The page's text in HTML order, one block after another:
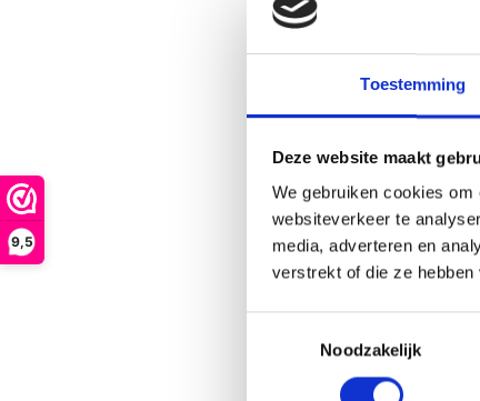
9,5
Toestemming
Deze website maakt
We gebruiken cookies
websiteverkeer te
media, adverteren en
verstrekt of die ze
Noodzakelijk
Flexx
€